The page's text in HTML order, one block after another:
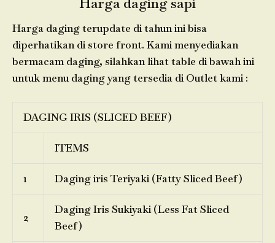
Harga daging terupdate di tahun ini bisa
diperhatikan di store front. Kami menyediakan
bermacam daging, silahkan lihat table di bawah ini
untuk menu daging yang tersedia di Outlet kami :
DAGING IRIS (SLICED BEEF)
ITEMS
1 Daging iris Teriyaki (Fatty Sliced Beef)
2
Daging Iris Sukiyaki (Less Fat Sliced
Beef)